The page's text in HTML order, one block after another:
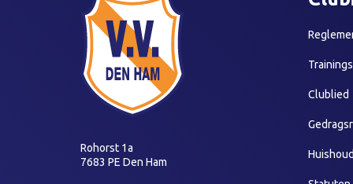
Rohorst 1a
7683 PE Den Ham
Clublied